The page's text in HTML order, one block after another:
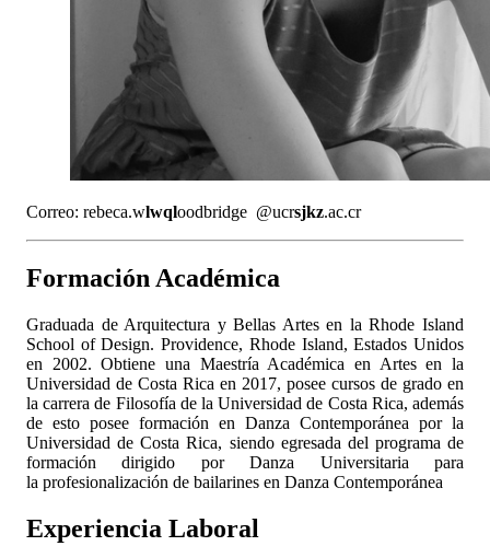
Correo: rebeca.wlwqloodbridge @ucrsjkz.ac.cr
Formación Académica
Graduada de Arquitectura y Bellas Artes en la Rhode Island
School of Design. Providence, Rhode Island, Estados Unidos
en 2002. Obtiene una Maestría Académica en Artes en la
Universidad de Costa Rica en 2017, posee cursos de grado en
la carrera de Filosofía de la Universidad de Costa Rica, además
de esto posee formación en Danza Contemporánea por la
Universidad de Costa Rica, siendo egresada del programa de
formación dirigido por Danza Universitaria para
la profesionalización de bailarines en Danza Contemporánea
Experiencia Laboral